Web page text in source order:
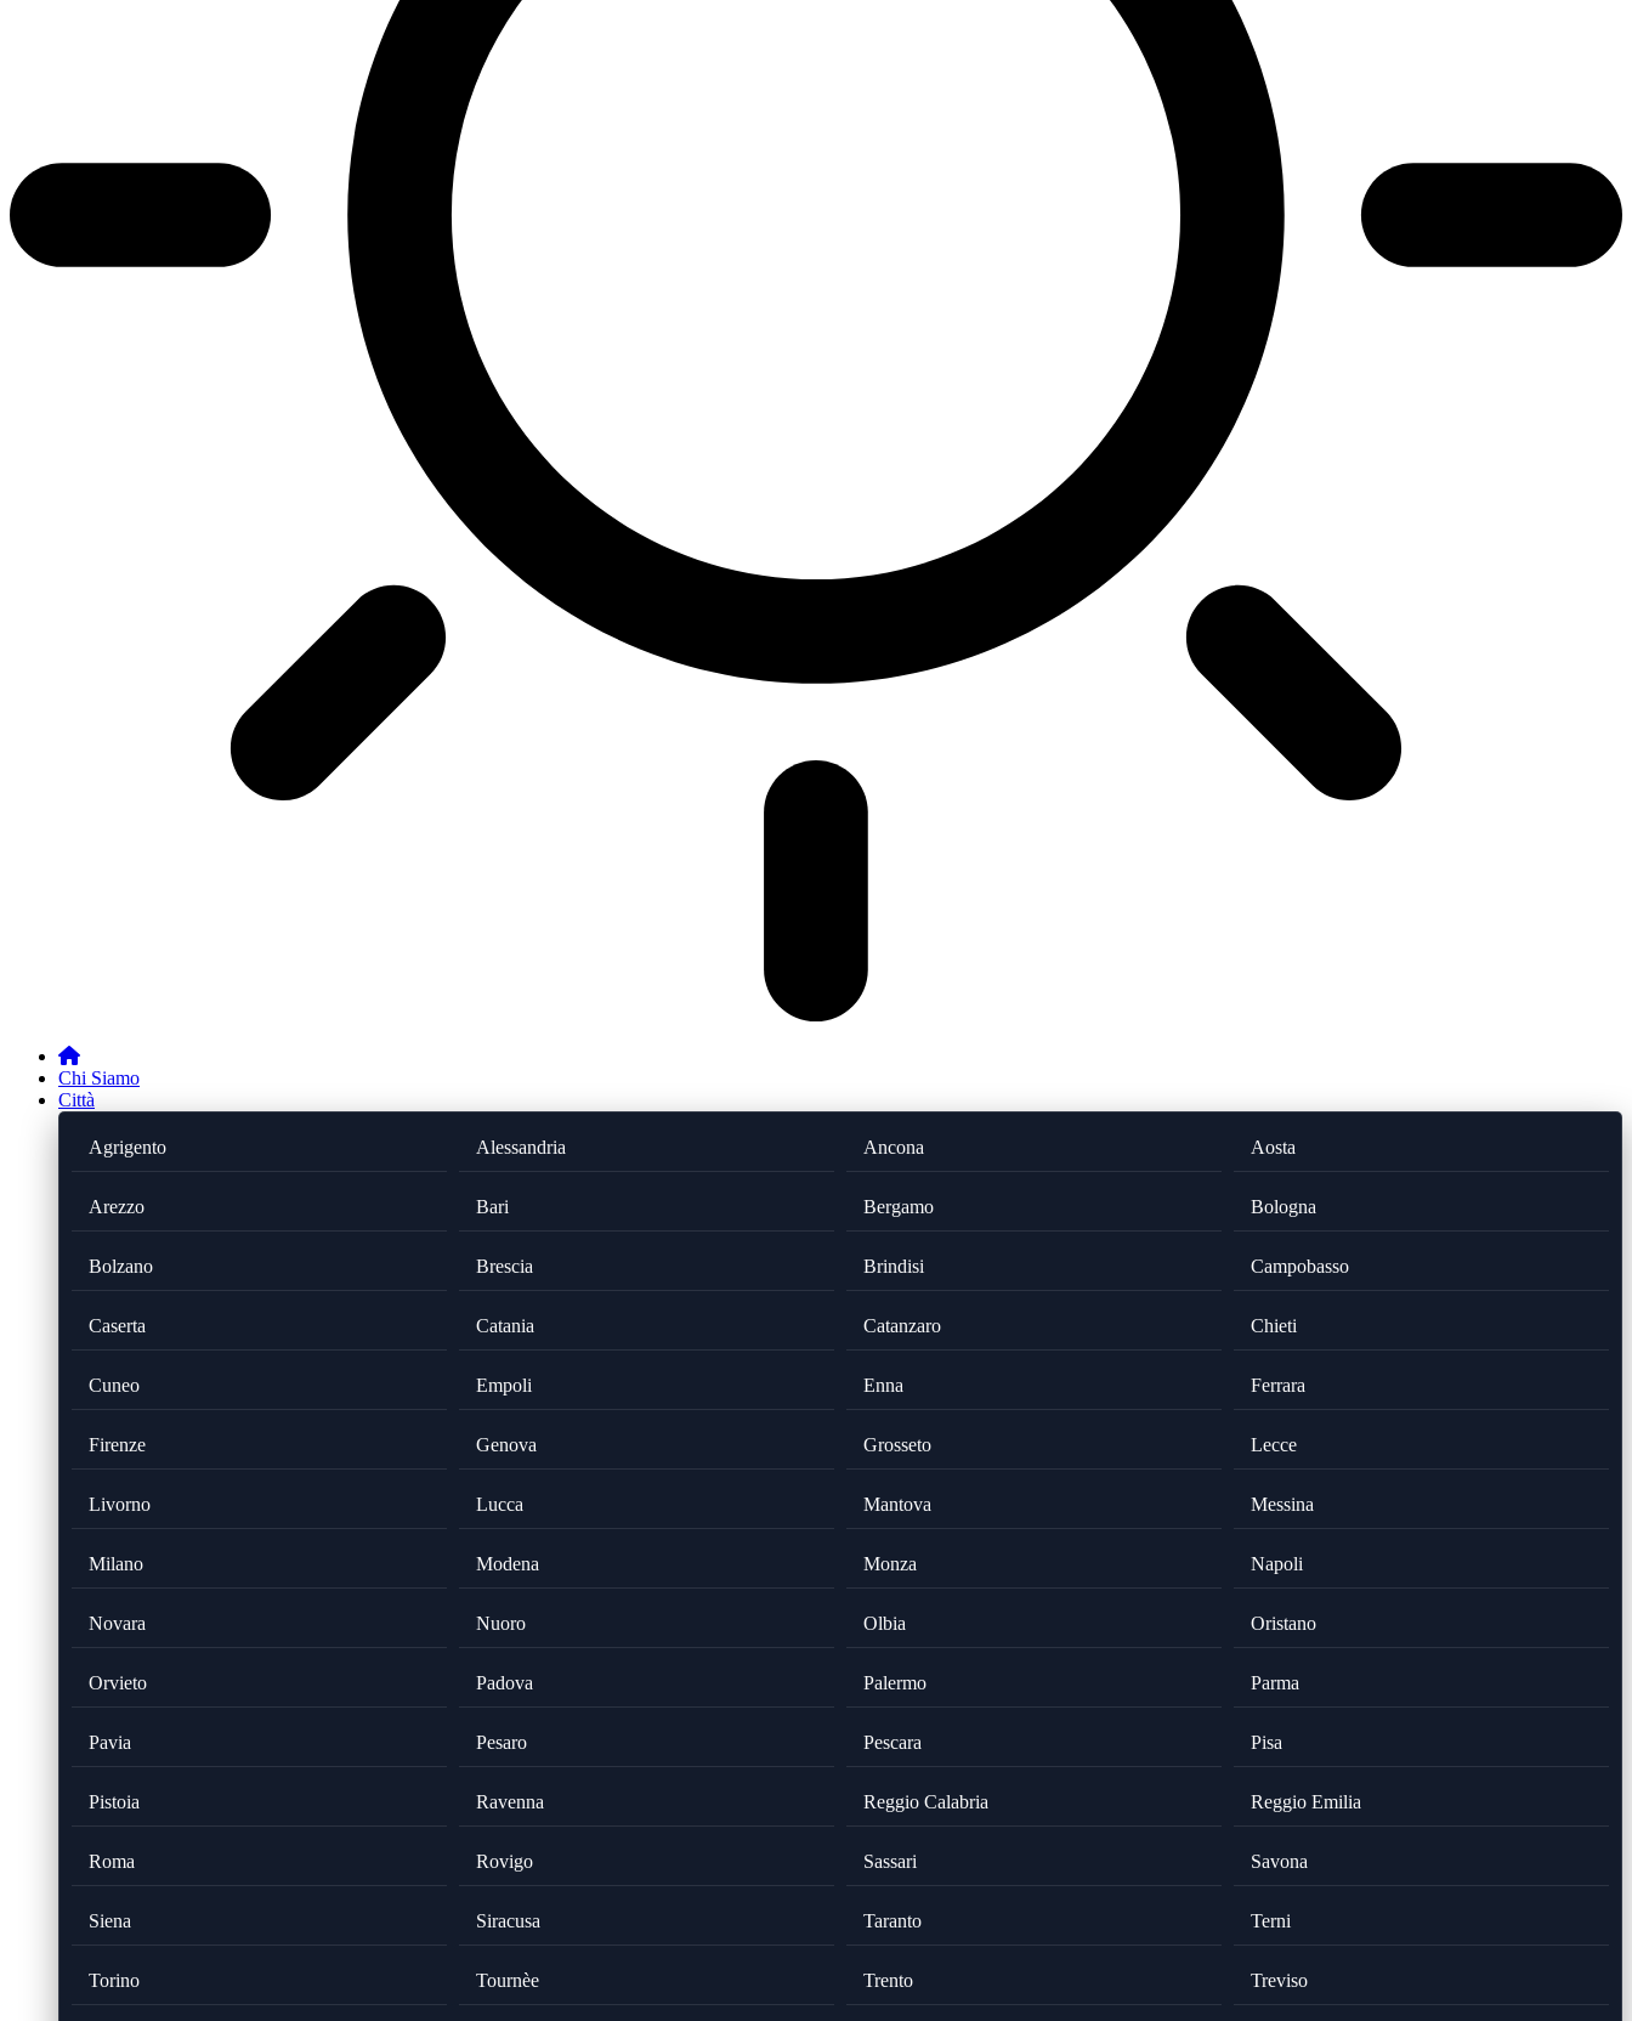
Chi Siamo
Città
Agrigento Alessandria Ancona Aosta
Arezzo Bari Bergamo Bologna
Bolzano Brescia Brindisi Campobasso
Caserta Catania Catanzaro Chieti
Cuneo Empoli Enna Ferrara
Firenze Genova Grosseto Lecce
Livorno Lucca Mantova Messina
Milano Modena Monza Napoli
Novara Nuoro Olbia Oristano
Orvieto Padova Palermo Parma
Pavia Pesaro Pescara Pisa
Pistoia Ravenna Reggio Calabria Reggio Emilia
Roma Rovigo Sassari Savona
Siena Siracusa Taranto Terni
Torino Tournèe Trento Treviso